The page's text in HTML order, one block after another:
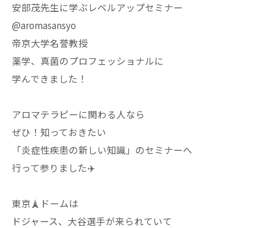
安部茂先生に学ぶレベルアップセミナー
@aromasansyo
帝京大学名誉教授
薬学、真菌のプロフェッショナルに
学んできました！
アロマテラピーに関わる人なら
ぜひ！知っておきたい
「炎症性疾患の新しい知識」のセミナーへ
行って参りました✈️
東京🗼ドームは
ドジャース、大谷選手が来られていて